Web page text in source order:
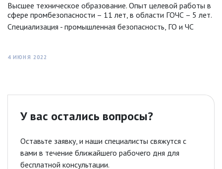
Высшее техническое образование. Опыт целевой работы в
сфере промбезопасности – 11 лет, в области ГОЧС – 5 лет.
Специализация - промышленная безопасность, ГО и ЧС
4 ИЮНЯ 2022
У вас остались вопросы?
Оставьте заявку, и наши специалисты свяжутся с
вами в течение ближайшего рабочего дня для
бесплатной консультации.